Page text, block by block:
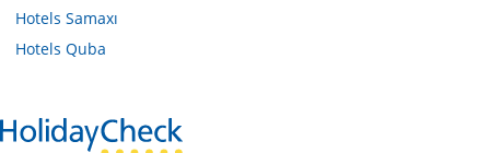
Hotels Samaxı
Hotels Quba